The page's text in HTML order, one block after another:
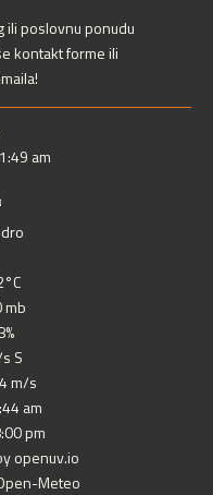
ili poslovnu ponudu
kontakt forme ili
am
mb
S
m/s
am
pm
openuv.io
Meteo